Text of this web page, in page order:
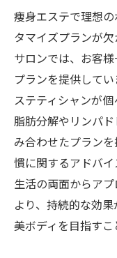
痩身エステで理想
タマイズプランが
サロンでは、お客
プランを提供して
ステティシャンが個
脂肪分解やリンパ
み合わせたプラン
慣に関するアドバ
生活の両面からア
より、持続的な効
美ボディを目指すこ